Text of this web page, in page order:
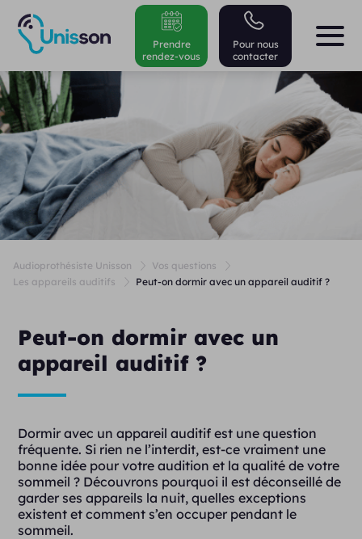
Pour nous
contacter
Prendre
rendez-vous
Audioprothésiste Unisson
Vos questions
Les appareils auditifs
Peut-on dormir avec un appareil auditif ?
Peut-on dormir avec un
appareil auditif ?
Dormir avec un appareil auditif est une question
fréquente. Si rien ne l’interdit, est-ce vraiment une
bonne idée pour votre audition et la qualité de votre
sommeil ? Découvrons pourquoi il est déconseillé de
garder ses appareils la nuit, quelles exceptions
existent et comment s’en occuper pendant le
sommeil.